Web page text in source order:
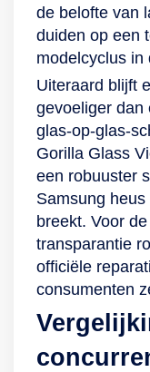
de belofte van
duiden op een
modelcyclus in
Uiteraard blijft
gevoeliger dan
Gorilla Glass
een robuuster
Samsung heus
breekt. Voor
transparantie
officiële
consumenten